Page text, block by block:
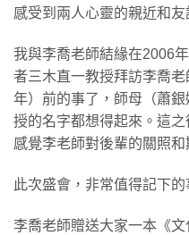
感受到兩人心靈的親近和友
我與李喬老師結緣在2006
者三木直一教授拜訪李喬
年）前的事了，師母（蕭
授的名字都想得起來。這
感覺李老師對後輩的關照和
此次盛會，非常值得記下
李喬老師贈送大家一本《